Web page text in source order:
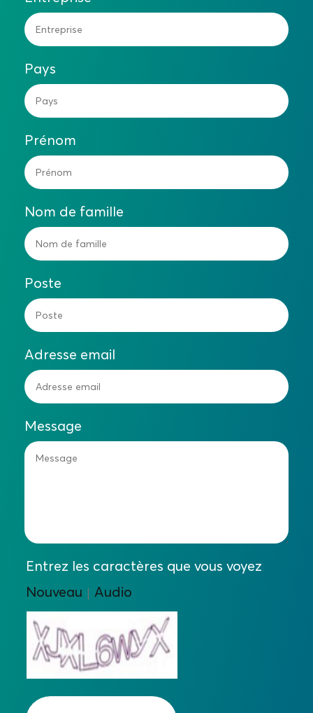
Pays
Prénom
Nom de famille
Poste
Adresse email
Message
Entrez les caractères que vous voyez
Nouveau | Audio